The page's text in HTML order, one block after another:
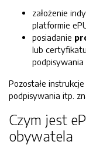
założenie
platformie
posiadanie
lub
podpisywania
Pozostałe
podpisywania itp.
Czym jest
obywatela